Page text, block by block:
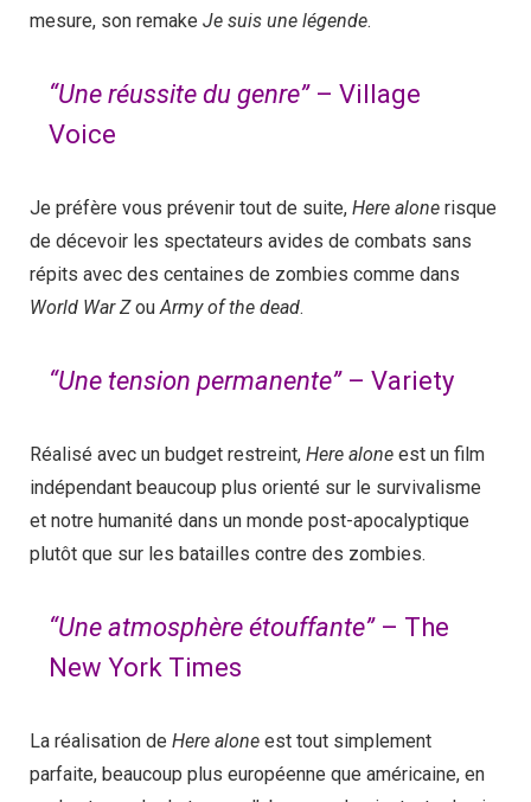
mesure, son remake Je suis une légende.
“Une réussite du genre”– Village
Voice
Je préfère vous prévenir tout de suite, Here alone risque
de décevoir les spectateurs avides de combats sans
répits avec des centaines de zombies comme dans
World War ZouArmy of the dead.
“Une tension permanente”– Variety
Réalisé avec un budget restreint, Here alone est un film
indépendant beaucoup plus orienté sur le survivalisme
et notre humanité dans un monde post-apocalyptique
plutôt que sur les batailles contre des zombies.
“Une atmosphère étouffante”– The
New York Times
La réalisation de Here alone est tout simplement
parfaite, beaucoup plus européenne que américaine, en